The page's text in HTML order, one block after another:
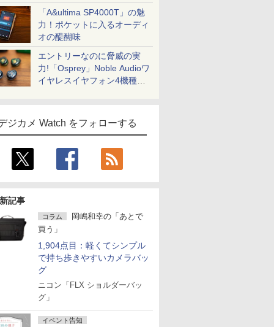
「A&ultima SP4000T」の魅
力！ポケットに入るオーディ
オの醍醐味
エントリーなのに脅威の実
力!「Osprey」Noble Audioワ
イヤレスイヤフォン4機種を
ジカメ Watch をフォローする
記事
コラム
岡嶋和幸の「あとで
買う」
1,904点目：軽くてシンプル
で持ち歩きやすいカメラバッ
グ
ニコン「FLX ショルダーバッ
グ」
イベント告知